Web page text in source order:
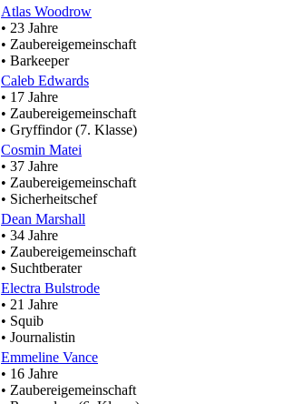
Atlas Woodrow
• 23 Jahre
• Zaubereigemeinschaft
• Barkeeper
Caleb Edwards
• 17 Jahre
• Zaubereigemeinschaft
• Gryffindor (7. Klasse)
Cosmin Matei
• 37 Jahre
• Zaubereigemeinschaft
• Sicherheitschef
Dean Marshall
• 34 Jahre
• Zaubereigemeinschaft
• Suchtberater
Electra Bulstrode
• 21 Jahre
• Squib
• Journalistin
Emmeline Vance
• 16 Jahre
• Zaubereigemeinschaft